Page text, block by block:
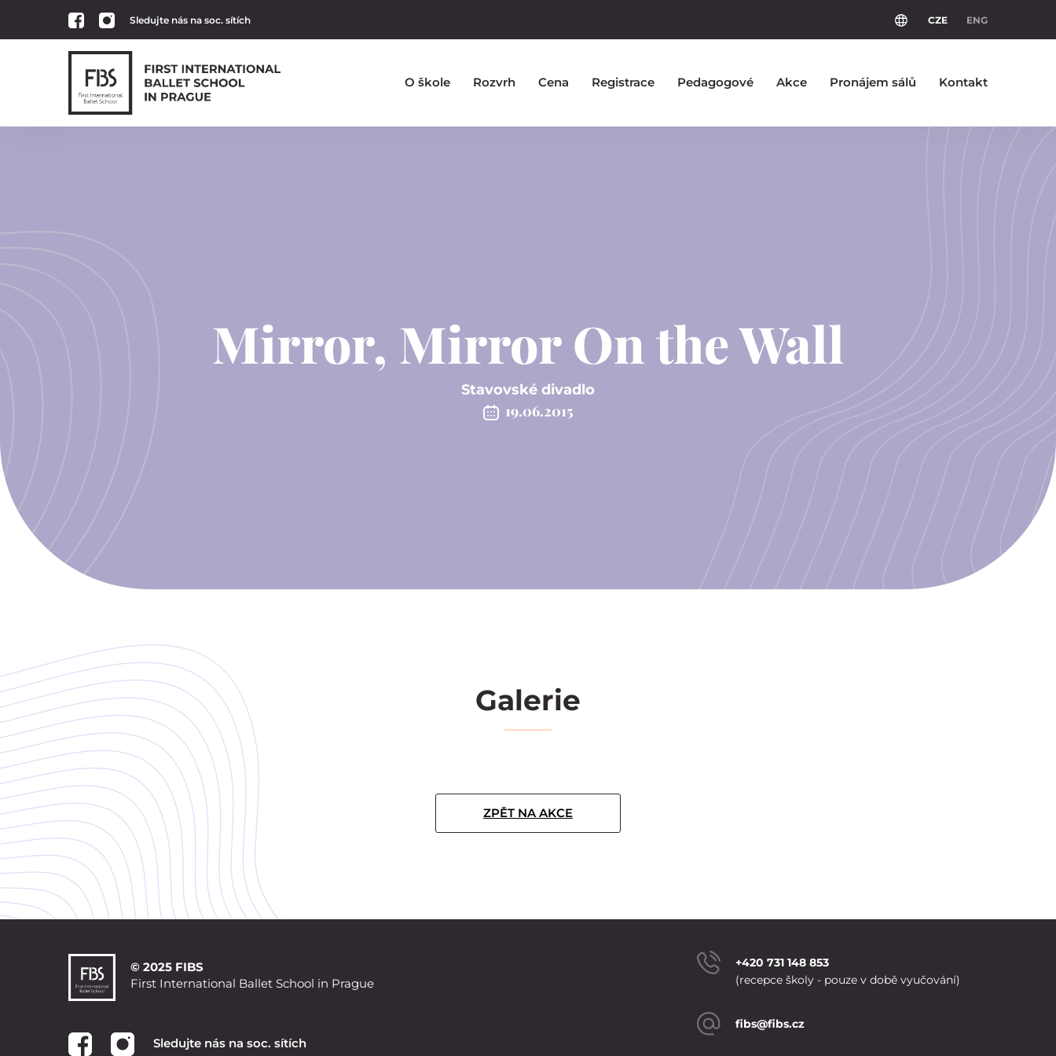
Sledujte nás na soc. sítích CZE ENG
O škole Rozvrh Cena Registrace Pedagogové Akce Pronájem sálů Kontakt
Mirror, Mirror On the Wall
Stavovské divadlo
19.06.2015
Galerie
ZPĚT NA AKCE
© 2025 FIBS
First International Ballet School in Prague
Sledujte nás na soc. sítích
+420 731 148 853
(recepce školy - pouze v době vyučování)
fibs@fibs.cz